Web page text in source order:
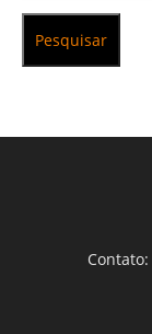
Pesquisar
Contato: